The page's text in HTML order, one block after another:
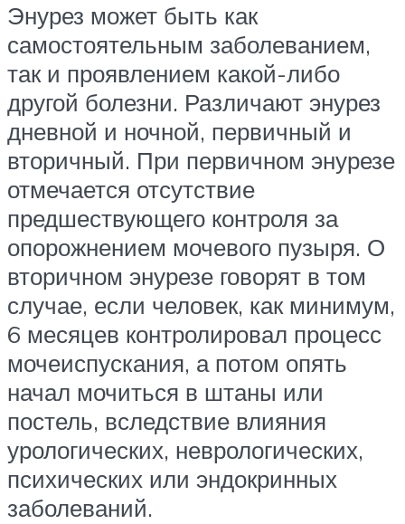
Энурез может быть как
самостоятельным заболеванием,
так и проявлением какой-либо
другой болезни. Различают энурез
дневной и ночной, первичный и
вторичный. При первичном энурезе
отмечается отсутствие
предшествующего контроля за
опорожнением мочевого пузыря. О
вторичном энурезе говорят в том
случае, если человек, как минимум,
6 месяцев контролировал процесс
мочеиспускания, а потом опять
начал мочиться в штаны или
постель, вследствие влияния
урологических, неврологических,
психических или эндокринных
заболеваний.